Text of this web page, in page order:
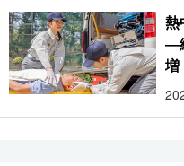
熱
―
増